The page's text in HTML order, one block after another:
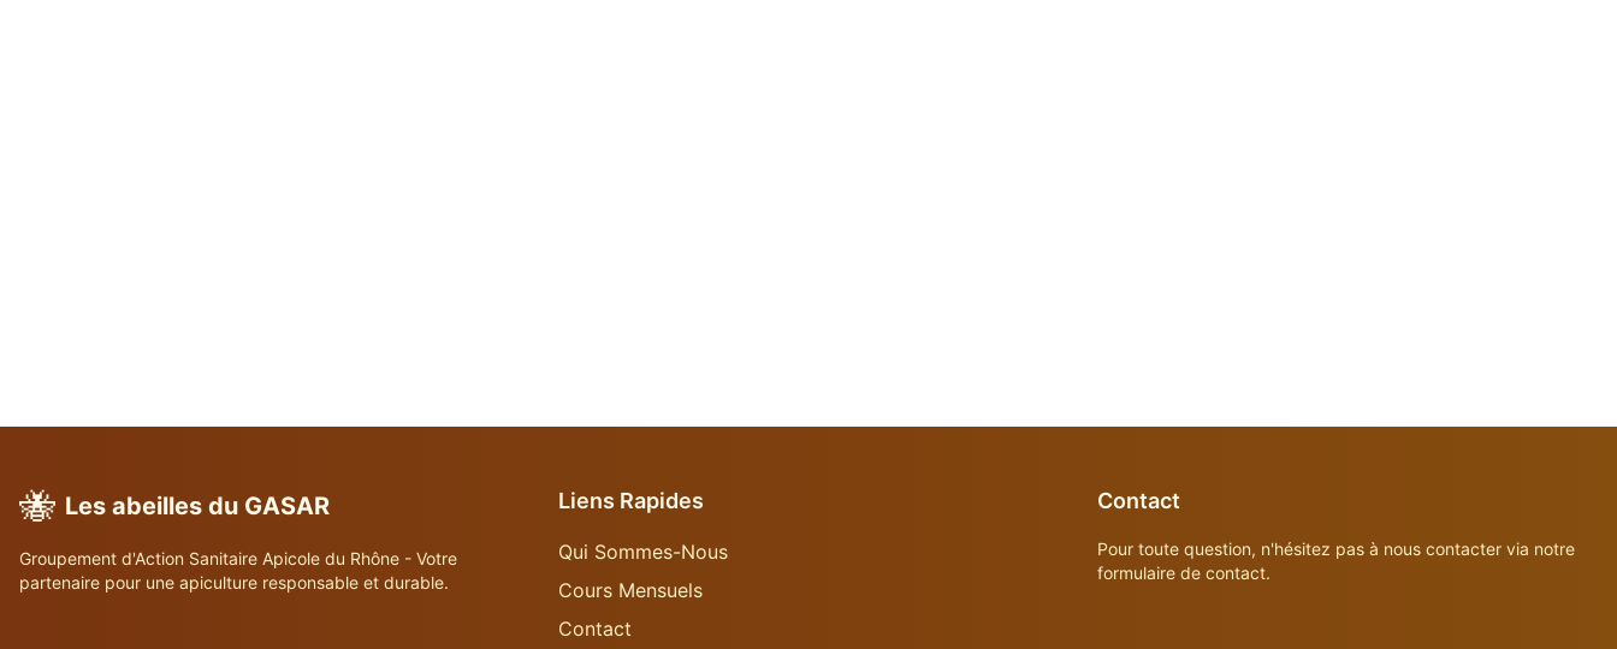
🐝 Les abeilles du GASAR
Groupement d'Action Sanitaire Apicole du Rhône - Votre
partenaire pour une apiculture responsable et durable.
Liens Rapides
Qui Sommes-Nous
Cours Mensuels
Contact
Contact
Pour toute question, n'hésitez pas à nous contacter via notre
formulaire de contact.